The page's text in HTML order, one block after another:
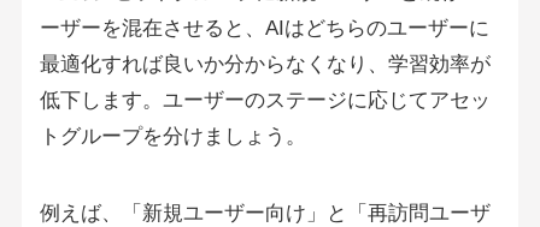
ーザーを混在させると、AIはどちらのユーザーに
最適化すれば良いか分からなくなり、学習効率が
低下します。ユーザーのステージに応じてアセッ
トグループを分けましょう。
例えば、「新規ユーザー向け」と「再訪問ユーザ